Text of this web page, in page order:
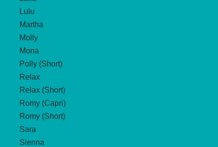
Lulu
Martha
Molly
Mona
Polly (Short)
Relax
Relax (Short)
Romy (Capri)
Romy (Short)
Sara
Sienna